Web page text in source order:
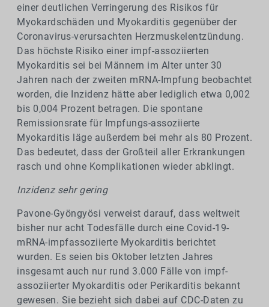
einer deutlichen Verringerung des Risikos für
Myokardschäden und Myokarditis gegenüber der
Coronavirus-verursachten Herzmuskelentzündung.
Das höchste Risiko einer impf-assoziierten
Myokarditis sei bei Männern im Alter unter 30
Jahren nach der zweiten mRNA-Impfung beobachtet
worden, die Inzidenz hätte aber lediglich etwa 0,002
bis 0,004 Prozent betragen. Die spontane
Remissionsrate für Impfungs-assoziierte
Myokarditis läge außerdem bei mehr als 80 Prozent.
Das bedeutet, dass der Großteil aller Erkrankungen
rasch und ohne Komplikationen wieder abklingt.
Inzidenz sehr gering
Pavone-Gyöngyösi verweist darauf, dass weltweit
bisher nur acht Todesfälle durch eine Covid-19-
mRNA-impfassoziierte Myokarditis berichtet
wurden. Es seien bis Oktober letzten Jahres
insgesamt auch nur rund 3.000 Fälle von impf-
assoziierter Myokarditis oder Perikarditis bekannt
gewesen. Sie bezieht sich dabei auf CDC-Daten zu